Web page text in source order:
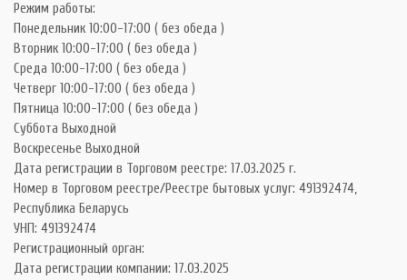
Режим работы:
Понедельник 10:00-17:00 ( без обеда )
Вторник 10:00-17:00 ( без обеда )
Среда 10:00-17:00 ( без обеда )
Четверг 10:00-17:00 ( без обеда )
Пятница 10:00-17:00 ( без обеда )
Суббота Выходной
Воскресенье Выходной
Дата регистрации в Торговом реестре: 17.03.2025 г.
Номер в Торговом реестре/Реестре бытовых услуг: 491392474,
Республика Беларусь
УНП: 491392474
Регистрационный орган:
Дата регистрации компании: 17.03.2025